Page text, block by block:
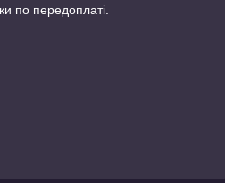
по передоплаті.